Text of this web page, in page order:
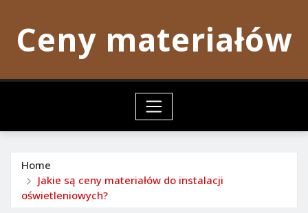
contentCeny materiałów
Home
Jakie są ceny materiałów do instalacji
oświetleniowych?